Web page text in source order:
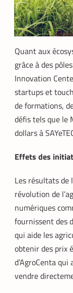
Quant aux
grâce à des
Innovation
startups et
de formations,
défis tels que le
dollars à
Effets des
Les résultats de
révolution de
numériques
fournissent des
qui aide les
obtenir des prix
d’AgroCenta
vendre